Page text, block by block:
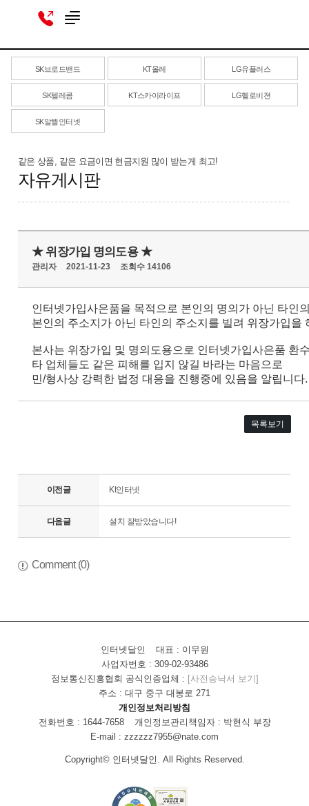
SK브로드밴드 KT올레 LG유플러스
SK텔레콤 KT스카이라이프 LG헬로비젼
SK알뜰인터넷
같은 상품, 같은 요금이면 현금지원 많이 받는게 최고!
자유게시판
★ 위장가입 명의도용 ★
관리자 2021-11-23 조회수 14106
인터넷가입사은품을 목적으로 본인의 명의가 아닌 타인
본인의 주소지가 아닌 타인의 주소지를 빌려 위장가입을
본사는 위장가입 및 명의도용으로 인터넷가입사은품 환
타 업체들도 같은 피해를 입지 않길 바라는 마음으로
민/형사상 강력한 법정 대응을 진행중에 있음을 알립니다.
목록보기
이전글 Kt인터넷
다음글 설치 잘받았습니다!
Comment (0)
인터넷달인
대표 : 이무원
사업자번호 : 309-02-93486
정보통신진흥협회 공식인증업체 : [사전승낙서 보기]
주소 : 대구 중구 대봉로 271
개인정보처리방침
전화번호 : 1644-7658
개인정보관리책임자 : 박현식 부장
E-mail : zzzzzz7955@nate.com
Copyright© 인터넷달인. All Rights Reserved.